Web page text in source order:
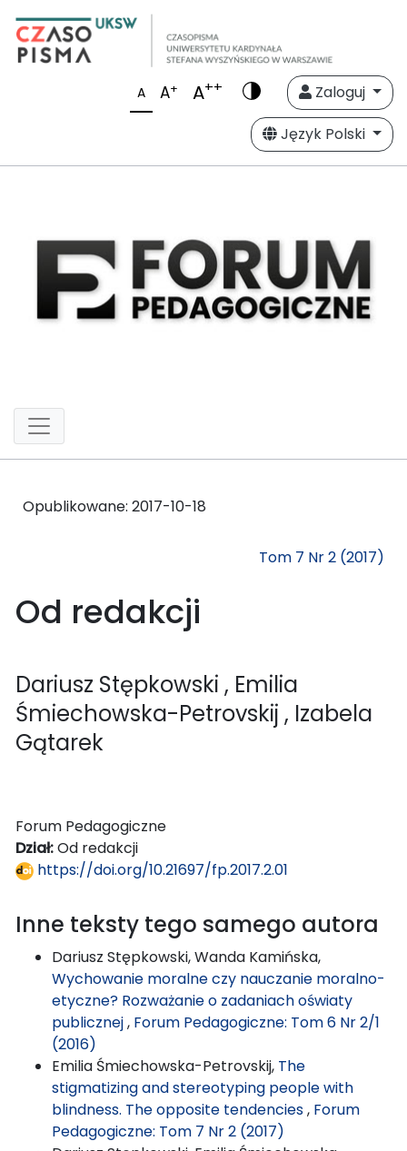
A A+ A++
Zaloguj
Język Polski
Opublikowane: 2017-10-18
Tom 7 Nr 2 (2017)
Od redakcji
Dariusz Stępkowski , Emilia
Śmiechowska-Petrovskij , Izabela
Gątarek
Forum Pedagogiczne
Dział:Od redakcji
https://doi.org/10.21697/fp.2017.2.01
Inne teksty tego samego autora
Dariusz Stępkowski, Wanda Kamińska,
Wychowanie moralne czy nauczanie moralno-
etyczne? Rozważanie o zadaniach oświaty
publicznej, Forum Pedagogiczne: Tom 6 Nr 2/1
(2016)
Emilia Śmiechowska-Petrovskij, The
stigmatizing and stereotyping people with
blindness. The opposite tendencies, Forum
Pedagogiczne: Tom 7 Nr 2 (2017)